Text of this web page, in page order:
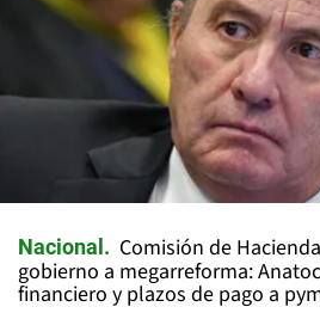
Nacional
Comisión de
gobierno a megarreforma:
financiero y plazos de pago a